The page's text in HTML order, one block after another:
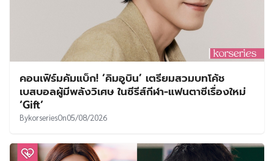
คอนเฟิร์มคัมแบ็ก! ‘คิมอูบิน’ เตรียมสวมบทโค้ช
เบสบอลผู้มีพลังวิเศษ ในซีรีส์กีฬา-แฟนตาซีเรื่องใหม่
‘Gift’
BykorseriesOn05/08/2026